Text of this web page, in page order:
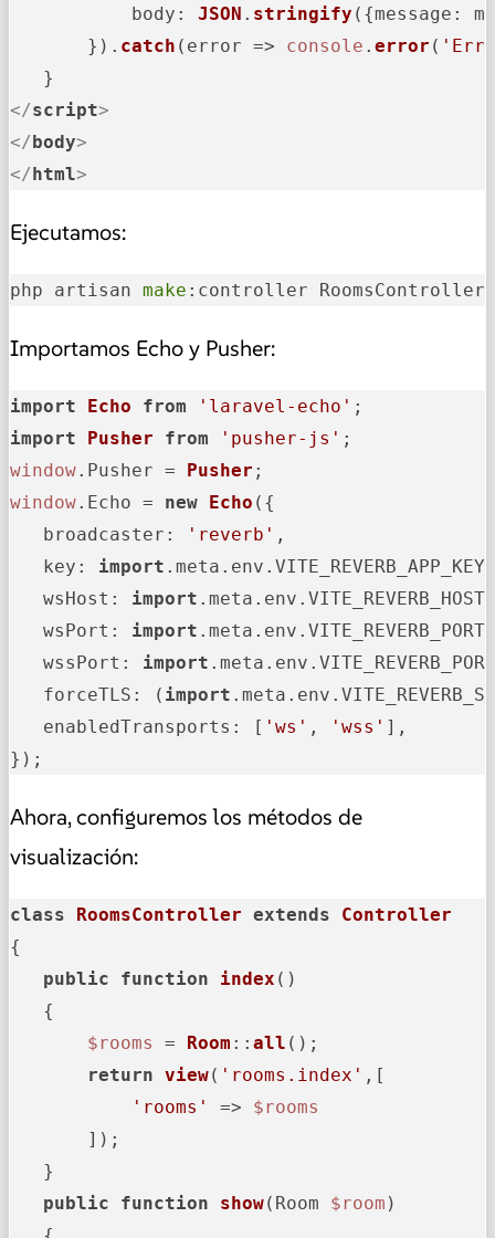
body : JSON . stringify ({message :
       }).
catch ( error => console . error (
</script>
</ body>
</ html>
Ejecutamos:
php artisan make :controller RoomsController
Importamos Echo y Pusher:
import Echo from 'laravel-echo'
import
Pusher from 'pusher-js'
window. Pusher = Pusher
window. Echo = new Echo ({
broadcaster : 'reverb' ,
key : import . meta . env . VITE_REVERB_APP_KEY
wsHost : import . meta . env . VITE_REVERB_HOST
wsPort : import . meta . env . VITE_REVERB_PORT
wssPort : import . meta . env . VITE_REVERB_PORT
forceTLS : ( import . meta . env .
enabledTransports : [ 'ws' , 'wss' ],
});
Ahora, configuremos los métodos de
visualización:
class RoomsController extends
Controller
{
public
function index ( )
{
$rooms
= Room :: all ();
return view( 'rooms.index' ,[
'rooms'
=> $rooms
       ]);
   }
public
function show( Room $room )